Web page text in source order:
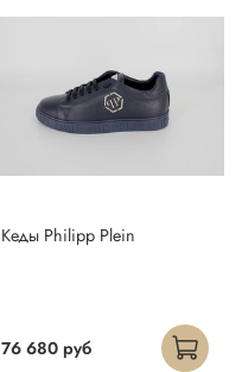
Кеды Philipp Plein
76 680 руб